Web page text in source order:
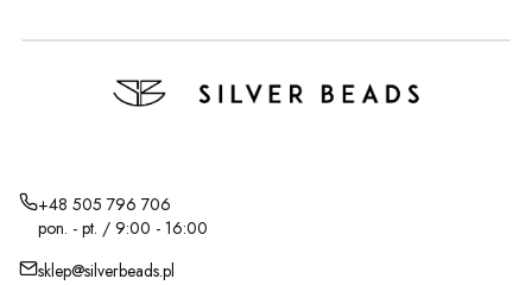
+48 505 796 706
pon. - pt. / 9:00 - 16:00
sklep@silverbeads.pl